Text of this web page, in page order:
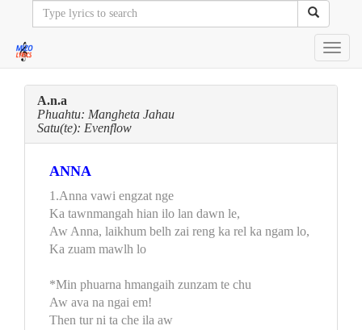
A.n.a
Phuahtu: Mangheta Jahau
Satu(te): Evenflow
ANNA
1.Anna vawi engzat nge
Ka tawnmangah hian ilo lan dawn le,
Aw Anna, laikhum belh zai reng ka rel ka ngam lo,
Ka zuam mawlh lo
*Min phuarna hmangaih zunzam te chu
Aw ava na ngai em!
Then tur ni ta che ila aw